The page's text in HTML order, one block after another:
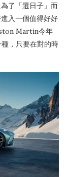
了「選日子」而
入一個值得好好
Martin今年
，只要在對的時